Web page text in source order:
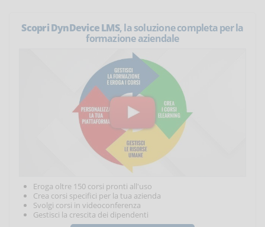
Scopri DynDevice LMS, la soluzione completa per la
formazione aziendale
Eroga oltre 150 corsi pronti all'uso
Crea corsi specifici per la tua azienda
Svolgi corsi in videoconferenza
Gestisci la crescita dei dipendenti